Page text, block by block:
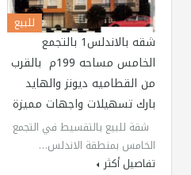
للبيع
شقه بالاندلس1 بالتجمع
الخامس مساحه 199م بالقرب
من القطاميه ديونز والهايد
بارك تسهيلات واجهات مميزة
شقة للبيع بالتقسيط في التجمع
الخامس بمنطقة الاندلس…
تفاصيل أكثر